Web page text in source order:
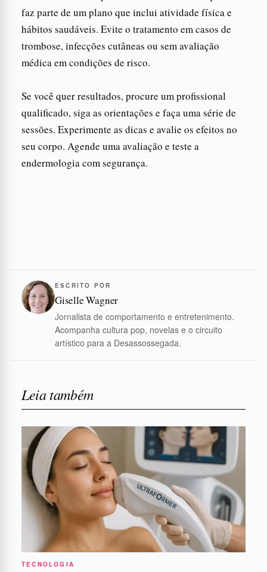
faz parte de um plano que inclui atividade física e
hábitos saudáveis. Evite o tratamento em casos de
trombose, infecções cutâneas ou sem avaliação
médica em condições de risco.
Se você quer resultados, procure um profissional
qualificado, siga as orientações e faça uma série de
sessões. Experimente as dicas e avalie os efeitos no
seu corpo. Agende uma avaliação e teste a
endermologia com segurança.
ESCRITO POR
Giselle Wagner
Jornalista de comportamento e entretenimento.
Acompanha cultura pop, novelas e o circuito
artístico para a Desassossegada.
Leia também
TECNOLOGIA